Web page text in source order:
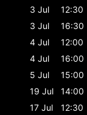
3 Jul
12:30
3 Jul
16:30
4 Jul
12:00
4 Jul
16:00
5 Jul
15:00
19 Jul
14:00
17 Jul 12:30